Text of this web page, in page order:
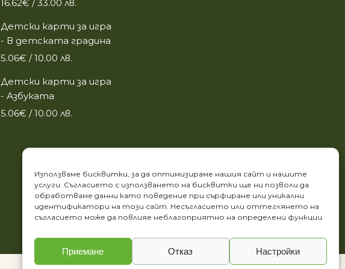
Използваме бисквитки, за да оптимизираме нашия сайт и нашите
услуги. Съгласието с използването на бисквитки ще ни позволи да
обработваме данни като поведение при сърфиране или уникални
идентификатори на този сайт. Несъгласието или оттеглянето на
съгласието може да повлияе неблагоприятно на определени функции.
Приемане Отказ Настройки
16.62€ / 33.00 лв.
Детски карти за игра
- В детската градина
5.06€ / 10.00 лв.
Детски карти за игра
- Азбуката
5.06€ / 10.00 лв.